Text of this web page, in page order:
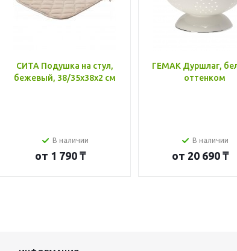
СИТА Подушка на стул,
бежевый, 38/35x38x2 см
В наличии
от 1 790 ₸
ГЕМАК Дуршлаг,
оттенком
В наличии
от 20 690 ₸